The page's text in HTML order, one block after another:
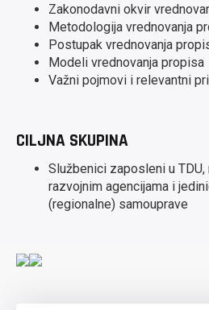
Zakonodavni okvir
Metodologija vrednovanja
Postupak vrednovanja
Modeli vrednovanja propisa
Važni pojmovi i relevantni
CILJNA SKUPINA
Službenici zaposleni u
razvojnim agencijama i
(regionalne) samouprave